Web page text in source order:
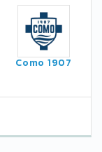
Como 1907